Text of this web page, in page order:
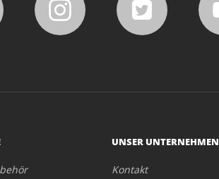
UNSER UNTERNEHMEN
Kontakt